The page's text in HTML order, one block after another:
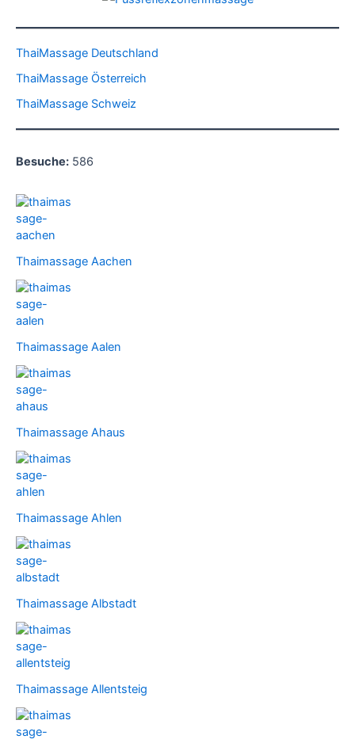
ThaiMassage Deutschland
ThaiMassage Österreich
ThaiMassage Schweiz
Besuche: 586
Thaimassage Aachen
Thaimassage Aalen
Thaimassage Ahaus
Thaimassage Ahlen
Thaimassage Albstadt
Thaimassage Allentsteig